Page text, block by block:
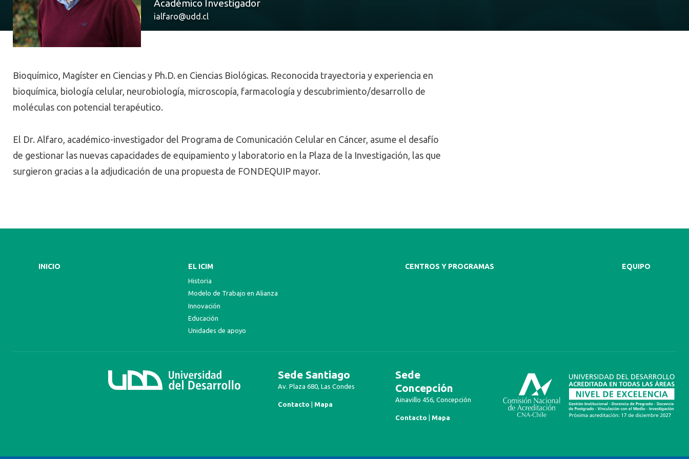
Académico Investigador
ialfaro@udd.cl
Bioquímico, Magíster en Ciencias y Ph.D. en Ciencias Biológicas. Reconocida trayectoria y experiencia en
bioquímica, biología celular, neurobiología, microscopía, farmacología y descubrimiento/desarrollo de
moléculas con potencial terapéutico.
El Dr. Alfaro, académico-investigador del Programa de Comunicación Celular en Cáncer, asume el desafío
de gestionar las nuevas capacidades de equipamiento y laboratorio en la Plaza de la Investigación, las que
surgieron gracias a la adjudicación de una propuesta de FONDEQUIP mayor.
INICIO EL ICIM
Historia
Modelo de Trabajo en Alianza
Innovación
Educación
Unidades de apoyo
CENTROS Y PROGRAMAS EQUIPO
Sede Santiago
Av. Plaza 680, Las Condes
Contacto | Mapa
Sede
Concepción
Ainavillo 456, Concepción
Contacto | Mapa